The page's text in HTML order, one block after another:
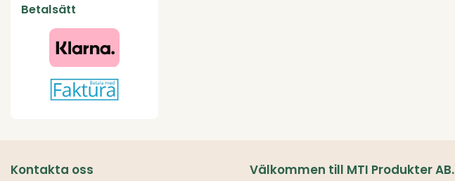
Betalsätt
Kontakta oss Välkommen till MTI Produkter AB.